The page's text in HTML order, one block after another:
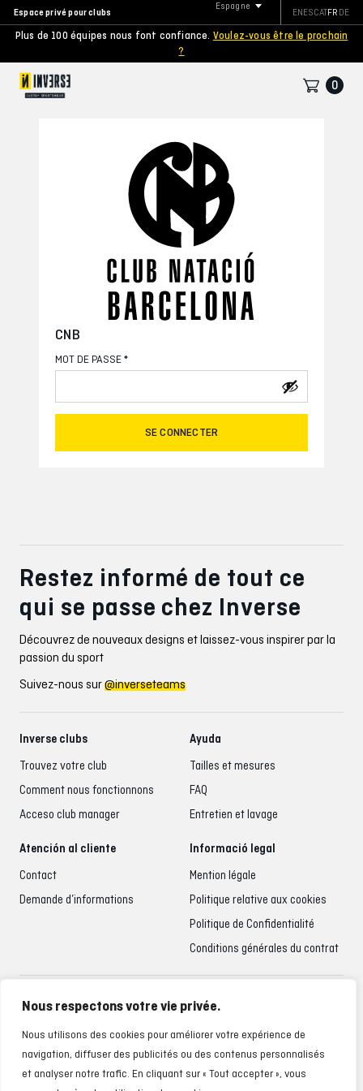
Nous respectons votre vie privée.
Nous utilisons des cookies pour améliorer votre expérience de
navigation, diffuser des publicités ou des contenus personnalisés
et analyser notre trafic. En cliquant sur « Tout accepter », vous
Espace privé pour clubs
Plus de 100 équipes nous font confiance. Voulez-vous être le prochain
?
Espagne
ENESCATFR DE
0
CNB
MOT DE PASSE *
SE CONNECTER
Restez informé de tout ce
qui se passe chez Inverse
Découvrez de nouveaux designs et laissez-vous inspirer par la
passion du sport
Suivez-nous sur@inverseteams
Inverse clubs
Trouvez votre club
Comment nous fonctionnons
Acceso club manager
Ayuda
Tailles et mesures
FAQ
Entretien et lavage
Atención al cliente
Contact
Demande d’informations
Informació legal
Mention légale
Politique relative aux cookies
Politique de Confidentialité
Conditions générales du contrat
Accueil du client